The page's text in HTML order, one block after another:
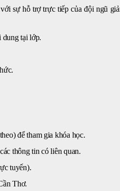
sự hỗ trợ trực tiếp của đội ngũ
dung tại lớp.
để tham gia khóa học.
thông tin có liên quan.
tuyến).
Thơ.